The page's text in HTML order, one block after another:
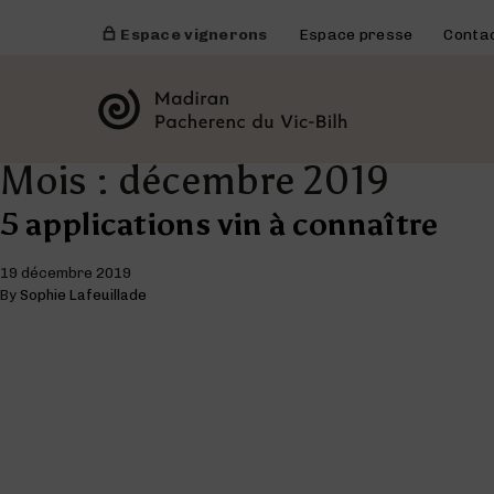
Espace vignerons Espace presse
Mois : décembre 2019
5 applications vin à connaître
19 décembre 2019
By Sophie Lafeuillade